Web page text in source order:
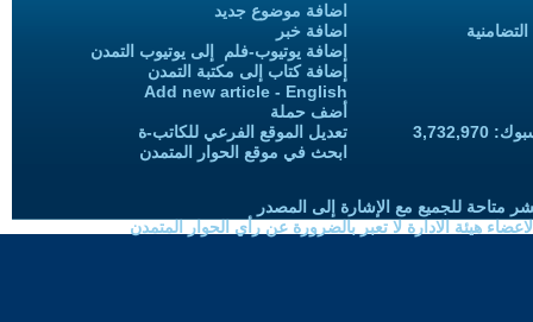
اضافة موضوع جديد
اضافة خبر
إضافة يوتيوب-فلم إلى يوتيوب التمدن
إضافة كتاب إلى مكتبة التمدن
Add new article - English
أضف حملة
تعديل الموقع الفرعي للكاتب-ة
ابحث في موقع الحوار المتمدن
متاحة للجميع مع الإشارة إلى المصدر
هيئة الادارة لا تعبر بالضرورة عن رأي الحوار المتمدن